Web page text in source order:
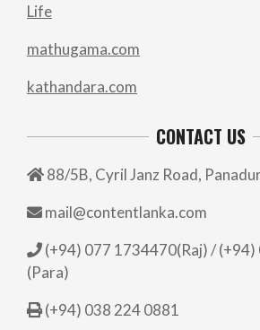
Life
mathugama.com
kathandara.com
CONTACT US
88/5B, Cyril Janz Road,
mail@contentlanka.com
(+94) 077 1734470(Raj) /
(Para)
(+94) 038 224 0881